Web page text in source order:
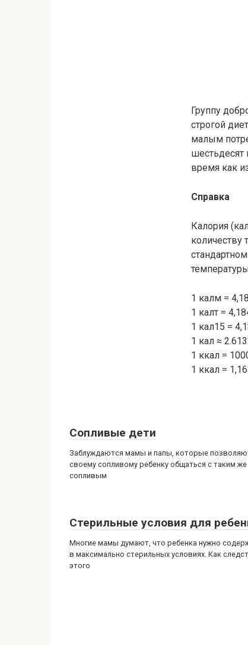
Группу
строгой
малым
время как
Справка
Калория
количеству
1 калм =
1 калт =
1 кал15 =
1 кал ≈
1 ккал =
1 ккал =
Сопливые дети
Заблуждаются мамы и папы, которые
своему сопливому ребенку общаться с таким же
сопливым
Стерильные условия для
Многие мамы думают, что ребенка нужно
в максимально стерильных условиях. Как
этого